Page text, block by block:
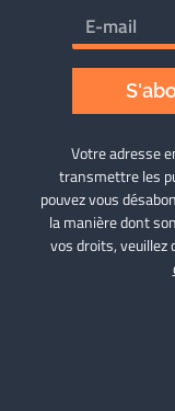
Votre adresse
transmettre les
pouvez vous
la manière dont
vos droits, veuillez